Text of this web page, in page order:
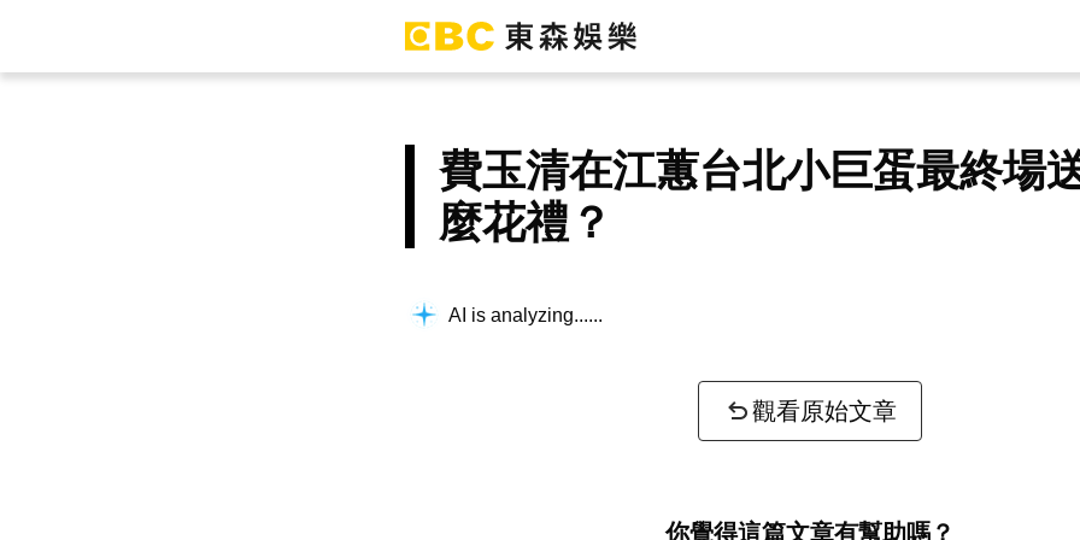
費玉清在江蕙台北小巨蛋最終場
麼花禮？
AI is analyzing...
觀看原始文章
你覺得這篇文章有幫助嗎？